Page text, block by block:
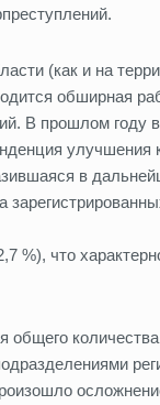
(как и на
обширная
В прошлом году
улучшения
в
%), что
общего